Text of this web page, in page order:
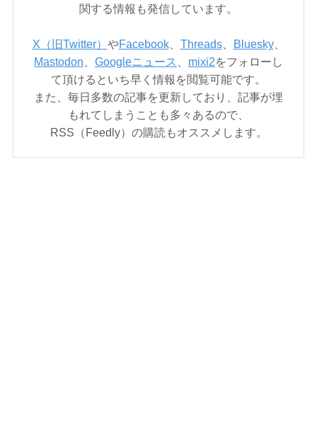
関する情報も発信しています。
X（旧Twitter） やFacebook、 Threads、 Bluesky、
Mastodon
Googleニュース mixi2をフォローし
て頂けるといち早く情報を閲覧可能です。
また、毎日多数の記事を更新しており、記事が埋
もれてしまうことも多々あるので、
RSS（Feedly）の購読もオススメします。